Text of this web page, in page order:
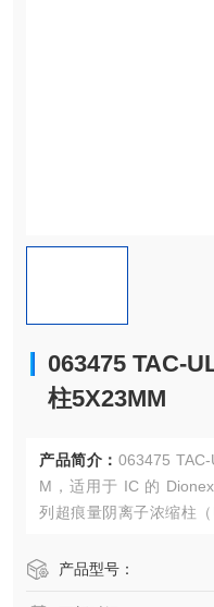
063475 TAC-
柱5X23MM
产品简介： 063475
M，适用于 IC 的
列超痕量阴离子浓缩柱（
产品型号：